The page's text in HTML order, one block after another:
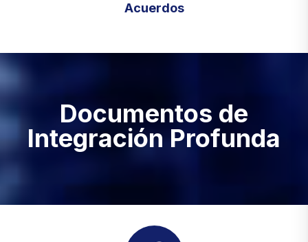
Acuerdos
Documentos de
Integración Profunda